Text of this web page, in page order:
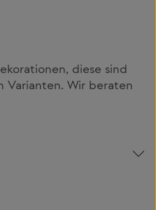
diese sind
Varianten. Wir beraten